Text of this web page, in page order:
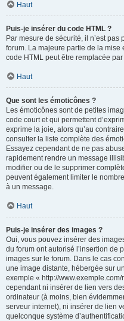
Haut
Puis-je insérer du code HTML ?
Par mesure de sécurité, il n’est
forum. La majeure partie de la
code HTML peut être remplacée
Haut
Que sont les émoticônes ?
Les émoticônes sont de petites
code court et qui permettent
exprime la joie, alors qu’au
consulter la liste complète des
Essayez cependant de ne pas
rapidement rendre un message
modifier ou de le supprimer
peuvent également limiter le
à un message.
Haut
Puis-je insérer des images ?
Oui, vous pouvez insérer des
du forum ont autorisé l’insertion de
images sur le forum. Dans le cas
une image distante, hébergée sur
exemple « http://
cependant ni insérer de lien vers
ordinateur (à moins, bien
serveur internet), ni insérer de lien
quelconque système